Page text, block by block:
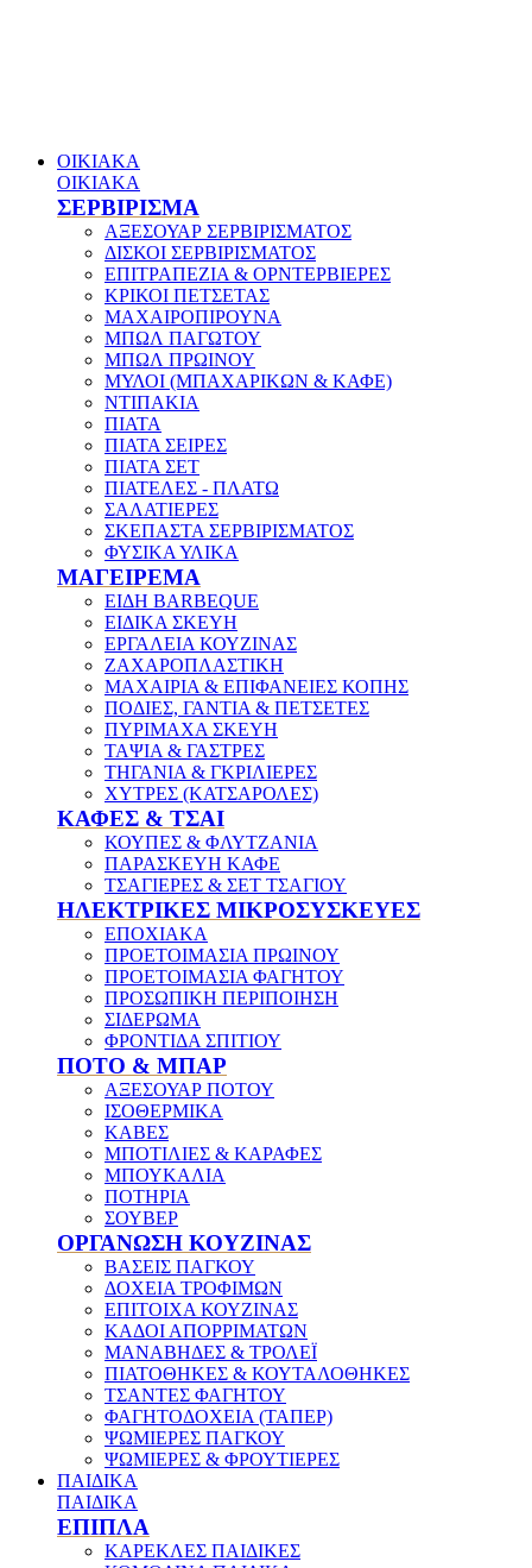
ΟΙΚΙΑΚΑ
ΟΙΚΙΑΚΑ
ΣΕΡΒΙΡΙΣΜΑ
ΑΞΕΣΟΥΑΡ ΣΕΡΒΙΡΙΣΜΑΤΟΣ
ΔΙΣΚΟΙ ΣΕΡΒΙΡΙΣΜΑΤΟΣ
ΕΠΙΤΡΑΠΕΖΙΑ & ΟΡΝΤΕΡΒΙΕΡΕΣ
ΚΡΙΚΟΙ ΠΕΤΣΕΤΑΣ
ΜΑΧΑΙΡΟΠΙΡΟΥΝΑ
ΜΠΩΛ ΠΑΓΩΤΟΥ
ΜΠΩΛ ΠΡΩΙΝΟΥ
ΜΥΛΟΙ (ΜΠΑΧΑΡΙΚΩΝ & ΚΑΦΕ)
ΝΤΙΠΑΚΙΑ
ΠΙΑΤΑ
ΠΙΑΤΑ ΣΕΙΡΕΣ
ΠΙΑΤΑ ΣΕΤ
ΠΙΑΤΕΛΕΣ - ΠΛΑΤΩ
ΣΑΛΑΤΙΕΡΕΣ
ΣΚΕΠΑΣΤΑ ΣΕΡΒΙΡΙΣΜΑΤΟΣ
ΦΥΣΙΚΑ ΥΛΙΚΑ
ΜΑΓΕΙΡΕΜΑ
ΕΙΔΗ BARBEQUE
ΕΙΔΙΚΑ ΣΚΕΥΗ
ΕΡΓΑΛΕΙΑ ΚΟΥΖΙΝΑΣ
ΖΑΧΑΡΟΠΛΑΣΤΙΚΗ
ΜΑΧΑΙΡΙΑ & ΕΠΙΦΑΝΕΙΕΣ ΚΟΠΗΣ
ΠΟΔΙΕΣ, ΓΑΝΤΙΑ & ΠΕΤΣΕΤΕΣ
ΠΥΡΙΜΑΧΑ ΣΚΕΥΗ
ΤΑΨΙΑ & ΓΑΣΤΡΕΣ
ΤΗΓΑΝΙΑ & ΓΚΡΙΛΙΕΡΕΣ
ΧΥΤΡΕΣ (ΚΑΤΣΑΡΟΛΕΣ)
ΚΑΦΕΣ & ΤΣΑΙ
ΚΟΥΠΕΣ & ΦΛΥΤΖΑΝΙΑ
ΠΑΡΑΣΚΕΥΗ ΚΑΦΕ
ΤΣΑΓΙΕΡΕΣ & ΣΕΤ ΤΣΑΓΙΟΥ
ΗΛΕΚΤΡΙΚΕΣ ΜΙΚΡΟΣΥΣΚΕΥΕΣ
ΕΠΟΧΙΑΚΑ
ΠΡΟΕΤΟΙΜΑΣΙΑ ΠΡΩΙΝΟΥ
ΠΡΟΕΤΟΙΜΑΣΙΑ ΦΑΓΗΤΟΥ
ΠΡΟΣΩΠΙΚΗ ΠΕΡΙΠΟΙΗΣΗ
ΣΙΔΕΡΩΜΑ
ΦΡΟΝΤΙΔΑ ΣΠΙΤΙΟΥ
ΠΟΤΟ & ΜΠΑΡ
ΑΞΕΣΟΥΑΡ ΠΟΤΟΥ
ΙΣΟΘΕΡΜΙΚΑ
ΚΑΒΕΣ
ΜΠΟΤΙΛΙΕΣ & ΚΑΡΑΦΕΣ
ΜΠΟΥΚΑΛΙΑ
ΠΟΤΗΡΙΑ
ΣΟΥΒΕΡ
ΟΡΓΑΝΩΣΗ ΚΟΥΖΙΝΑΣ
ΒΑΣΕΙΣ ΠΑΓΚΟΥ
ΔΟΧΕΙΑ ΤΡΟΦΙΜΩΝ
ΕΠΙΤΟΙΧΑ ΚΟΥΖΙΝΑΣ
ΚΑΔΟΙ ΑΠΟΡΡΙΜΑΤΩΝ
ΜΑΝΑΒΗΔΕΣ & ΤΡΟΛΕΪ
ΠΙΑΤΟΘΗΚΕΣ & ΚΟΥΤΑΛΟΘΗΚΕΣ
ΤΣΑΝΤΕΣ ΦΑΓΗΤΟΥ
ΦΑΓΗΤΟΔΟΧΕΙΑ (ΤΑΠΕΡ)
ΨΩΜΙΕΡΕΣ ΠΑΓΚΟΥ
ΨΩΜΙΕΡΕΣ & ΦΡΟΥΤΙΕΡΕΣ
ΠΑΙΔΙΚΑ
ΠΑΙΔΙΚΑ
ΕΠΙΠΛΑ
ΚΑΡΕΚΛΕΣ ΠΑΙΔΙΚΕΣ